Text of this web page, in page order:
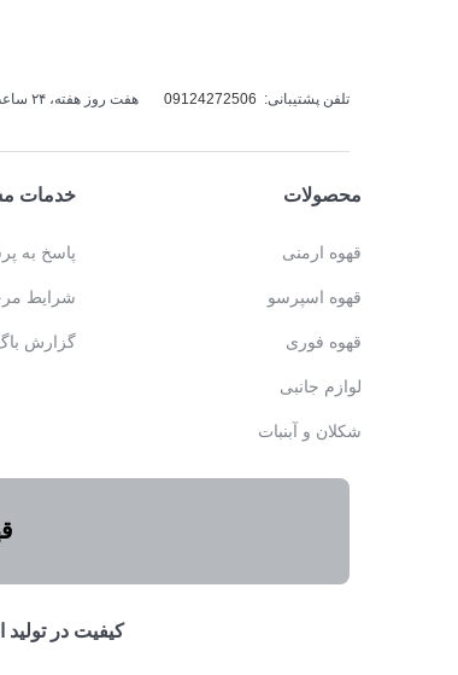
تلفن پشتیبانی: 09124272506 هفت روز هفته، ۲۴ ساعت شبانه‌روز پاسخگوی شما هستیم.
محصولات
قهوه ارمنی
قهوه اسپرسو
قهوه فوری
لوازم جانبی
شکلان و آبنبات
خدمات
پاسخ به
شرایط
گزارش
كيفيت در